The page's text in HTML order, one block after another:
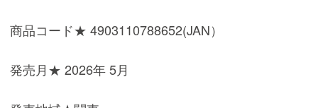
商品コード★ 4903110788652(JAN）
発売月★ 2026年 5月